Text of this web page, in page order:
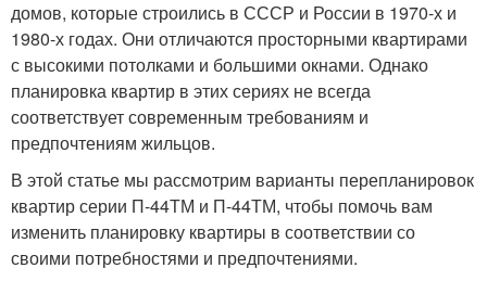
домов, которые строились в СССР и России в 1970-х и
1980-х годах. Они отличаются просторными квартирами
с высокими потолками и большими окнами. Однако
планировка квартир в этих сериях не всегда
соответствует современным требованиям и
предпочтениям жильцов.
В этой статье мы рассмотрим варианты перепланировок
квартир серии П-44ТМ и П-44ТМ, чтобы помочь вам
изменить планировку квартиры в соответствии со
своими потребностями и предпочтениями.